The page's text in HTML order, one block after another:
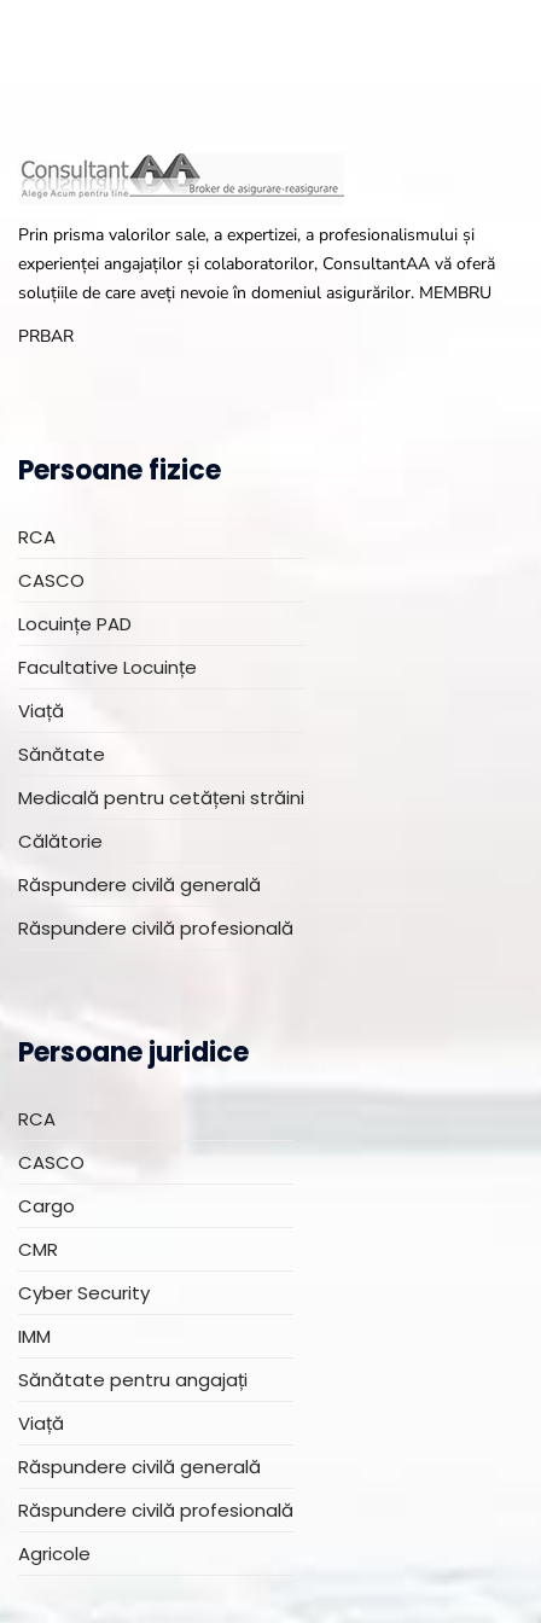
Prin prisma valorilor sale, a expertizei, a profesionalismului și
experienței angajaților și colaboratorilor, ConsultantAA vă oferă
soluțiile de care aveți nevoie în domeniul asigurărilor. MEMBRU
PRBAR
Persoane fizice
RCA
CASCO
Locuințe PAD
Facultative Locuințe
Viață
Sănătate
Medicală pentru cetățeni străini
Călătorie
Răspundere civilă generală
Răspundere civilă profesională
Persoane juridice
RCA
CASCO
Cargo
CMR
Cyber Security
IMM
Sănătate pentru angajați
Viață
Răspundere civilă generală
Răspundere civilă profesională
Agricole